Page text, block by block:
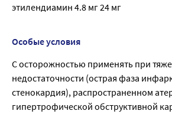
этилендиамин 4.8 мг 24 мг
Особые условия
C осторожностью применять при
недостаточности (острая фаза
стенокардия), распространенном
гипертрофической обструктивной